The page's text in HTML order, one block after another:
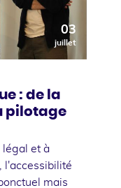
03
juillet
: de la
pilotage
légal et à
l'accessibilité
mais